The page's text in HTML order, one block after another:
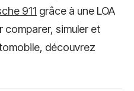
911 grâce à une LOA
comparer, simuler et
découvrez